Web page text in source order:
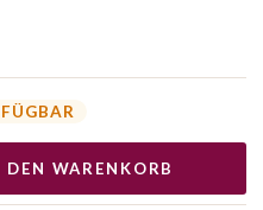
DEN WARENKORB